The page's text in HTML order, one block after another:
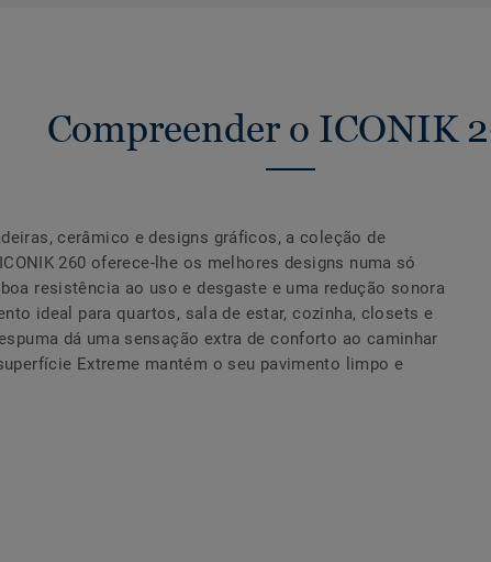
Compreender o ICONIK
cerâmico e designs gráficos, a coleção de
260 oferece-lhe os melhores designs numa só
resistência ao uso e desgaste e uma redução sonora
ideal para quartos, sala de estar, cozinha, closets e
dá uma sensação extra de conforto ao caminhar
Extreme mantém o seu pavimento limpo e